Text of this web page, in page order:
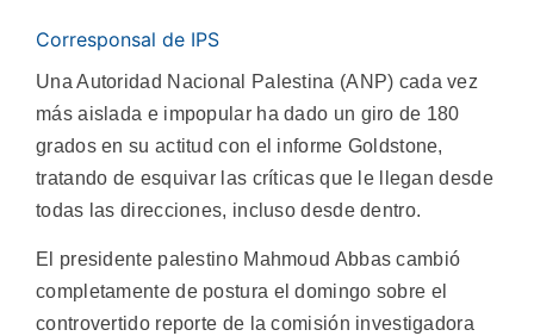
Corresponsal de IPS
Una Autoridad Nacional Palestina (ANP) cada vez
más aislada e impopular ha dado un giro de 180
grados en su actitud con el informe Goldstone,
tratando de esquivar las críticas que le llegan desde
todas las direcciones, incluso desde dentro.
El presidente palestino Mahmoud Abbas cambió
completamente de postura el domingo sobre el
controvertido reporte de la comisión investigadora